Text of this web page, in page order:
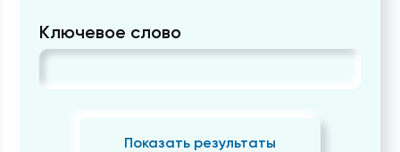
Ключевое слово
Показать результаты